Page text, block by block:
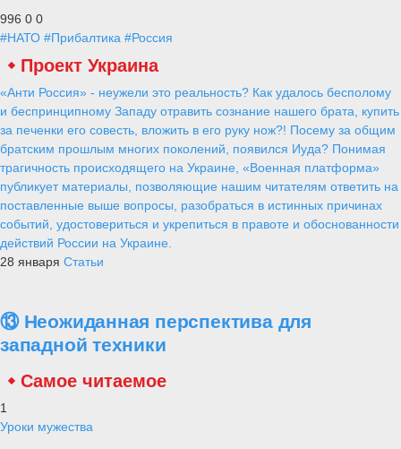
996 0 0
#НАТО #Прибалтика #Россия
Проект Украина
«Анти Россия» - неужели это реальность? Как удалось бесполому
и беспринципному Западу отравить сознание нашего брата, купить
за печенки его совесть, вложить в его руку нож?! Посему за общим
братским прошлым многих поколений, появился Иуда? Понимая
трагичность происходящего на Украине, «Военная платформа»
публикует материалы, позволяющие нашим читателям ответить на
поставленные выше вопросы, разобраться в истинных причинах
событий, удостовериться и укрепиться в правоте и обоснованности
действий России на Украине.
28 января Статьи
⑬ Неожиданная перспектива для
западной техники
Самое читаемое
1
Уроки мужества